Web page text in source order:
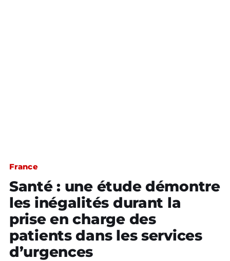
France
Santé : une étude démontre
les inégalités durant la
prise en charge des
patients dans les services
d’urgences